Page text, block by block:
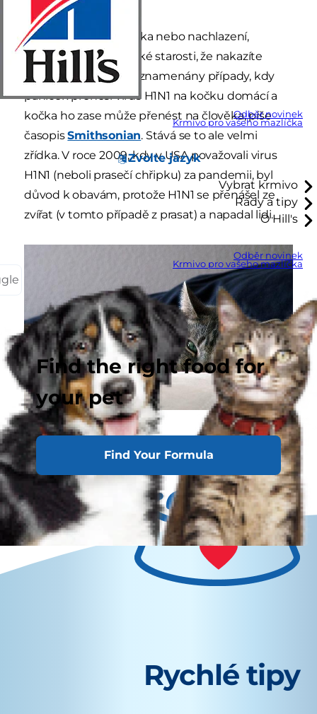
Odběr novinek
Krmivo pro vašeho mazlíčka
Zvolte jazyk
Vybrat krmivo
Rady a tipy
O Hill's
Odběr novinek
Krmivo pro vašeho mazlíčka
Find the right food for
your pet
Find Your Formula
Pokud vás trápí chřipka nebo nachlazení,
nemusíte si dělat velké starosti, že nakazíte
mazlíčka. Byly sice zaznamenány případy, kdy
páníček přenesl virus H1N1 na kočku domácí a
kočka ho zase může přenést na člověka, píše
časopisSmithsonian. Stává se to ale velmi
zřídka. V roce 2009, kdy v USA považovali virus
H1N1 (neboli prasečí chřipku) za pandemii, byl
důvod k obavám, protože H1N1 se přenášel ze
zvířat (v tomto případě z prasat) a napadal lidi.
Rychlé tipy